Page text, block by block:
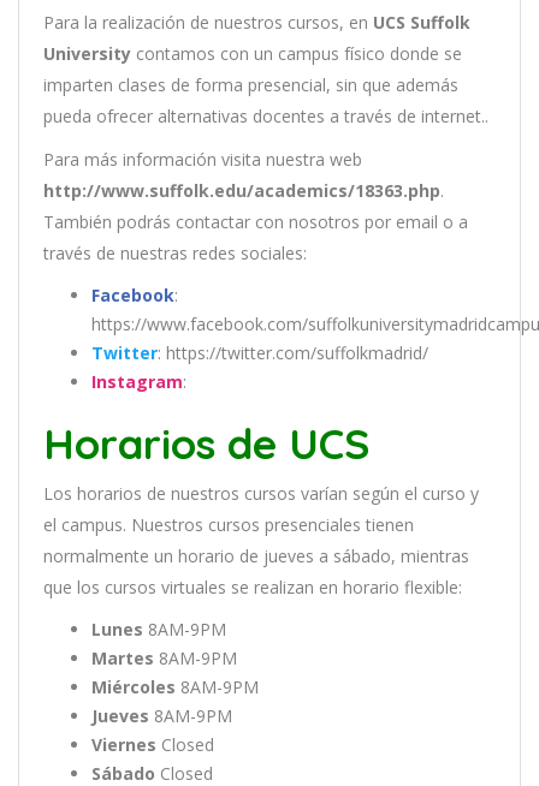
Para la realización de nuestros cursos, en UCS Suffolk
University contamos con un campus físico donde se
imparten clases de forma presencial, sin que además
pueda ofrecer alternativas docentes a través de internet..
Para más información visita nuestra web
http://www.suffolk.edu/academics/18363.php.
También podrás contactar con nosotros por email o a
través de nuestras redes sociales:
Facebook:
https://www.facebook.com/
Twitter: https://twitter.com/suffolkmadrid/
Instagram:
Horarios de UCS
Los horarios de nuestros cursos varían según el curso y
el campus. Nuestros cursos presenciales tienen
normalmente un horario de jueves a sábado, mientras
que los cursos virtuales se realizan en horario flexible:
Lunes 8AM-9PM
Martes 8AM-9PM
Miércoles 8AM-9PM
Jueves 8AM-9PM
Viernes Closed
Sábado Closed